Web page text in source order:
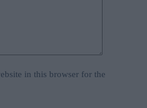
in this browser for the